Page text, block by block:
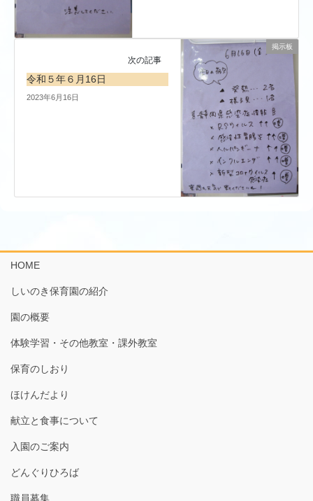
掲示板
次の記事
令和５年６月16日
2023年6月16日
HOME
しいのき保育園の紹介
園の概要
体験学習・その他教室・課外教室
保育のしおり
ほけんだより
献立と食事について
入園のご案内
どんぐりひろば
職員募集